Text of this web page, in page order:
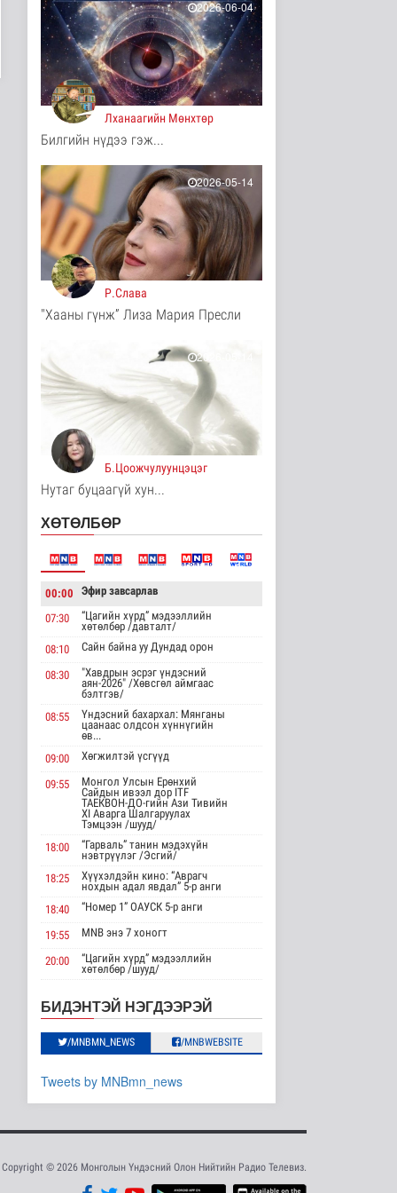
10 цаг 38 минутын өмнө
ЦАГ АГААР:
Улаанбаатарт шөнөдөө
17 хэм дулаан
Байгаль орчин
10 цаг 43 минутын өмнө
COP17-ын зочид,
250 орчим ж..
Нийгэм
11 цаг 4 минутын өмнө
Шатахууны нөөцийг
нэмэгдүүлэх,
доголдлыг арилгах..
Нийгэм
11 цаг 8 минутын өмнө
Төлөөлөгчдийн Хурлын
Ээлжит ..
Нийгэм
11 цаг 14 минутын өмнө
Үерийн аюулаас
сэрэмжтэй байхыг
анхааруулж байна
Байгаль орчин
11 цаг 29 минутын өмнө
Нийгэм
Үндэсний спортын
зуны VIII наадам
Cпорт
12 цаг 3 минутын өмнө
импорт тасралтгүй
хийгдэж байна
Нийгэм
12 цаг 12 минутын өмнө
АНУ импортлогчдод
100 тэрбум
ам.долларын
тарифын..
Дэлхийд
12 цаг 12 минутын өмнө
Шейх Хасина
ирэхээ зарлав
Дэлхийд
12 цаг 19 минутын өмнө
Монгол Улсын эмэгтэй
шигшээ баг Азийн
Cпорт
Хэт халууны улмаас
2026-06-04
Лханаагийн Мөнхтөр
Билгийн нүдээ гэж...
2026-05-14
Р.Слава
"Хааны гүнж” Лиза Мария Пресли
2026-05-14
Б.Цоожчулуунцэцэг
Нутаг буцаагүй хун...
ХӨТӨЛБӨР
00:00 Эфир завсарлав
07:30
“Цагийн хүрд” мэдээллийн
хөтөлбөр /давталт/
08:10
Сайн байна уу Дундад орон
08:30
"Хавдрын эсрэг үндэсний
аян-2026" /Хөвсгөл аймгаас
бэлтгэв/
08:55
Үндэсний бахархал: Мянганы
цаанаас олдсон хүннүгийн
өв...
09:00
Хөгжилтэй үсгүүд
09:55
Монгол Улсын Ерөнхий
Сайдын ивээл дор ITF
ТАЕКВОН-ДО-гийн Ази Тивийн
XI Аварга Шалгаруулах
Тэмцээн /шууд/
18:00
“Гарваль” танин мэдэхүйн
нэвтрүүлэг /Эсгий/
18:25
Хүүхэлдэйн кино: “Аврагч
нохдын адал явдал” 5-р анги
18:40
“Номер 1” ОАУСК 5-р анги
19:55 MNB энэ 7 хоногт
20:00
“Цагийн хүрд” мэдээллийн
хөтөлбөр /шууд/
20:45 Хөндөх сэдэв: Эмийн чанар
21:15
100% уралдаант, танин
мэдэхүйн нэвтрүүлэг S2 #9
22:15
23:30
БИДЭНТЭЙ НЭГДЭЭРЭЙ
/MNBMN_NEWS /MNBWEBSITE
Tweets by MNBmn_news
Copyright © 2026 Монголын Үндэсний Олон Нийтийн Радио Телевиз.